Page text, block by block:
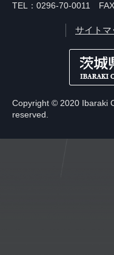
TEL：0296-70-0011
サイトマ
Copyright © 2020 Ibaraki
reserved.